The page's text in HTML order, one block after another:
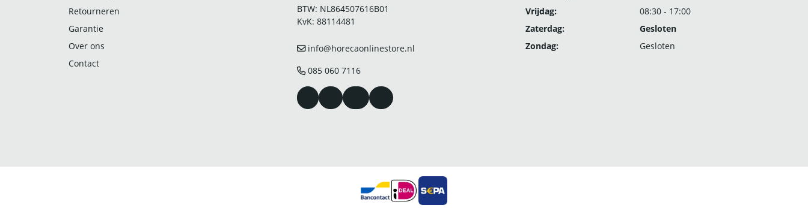
Retourneren
Garantie
Over ons
Contact
BTW: NL864507616B01
KvK: 88114481
info@horecaonlinestore.nl
085 060 7116
Vrijdag:
08:30 - 17:00
Zaterdag:
Gesloten
Zondag:
Gesloten